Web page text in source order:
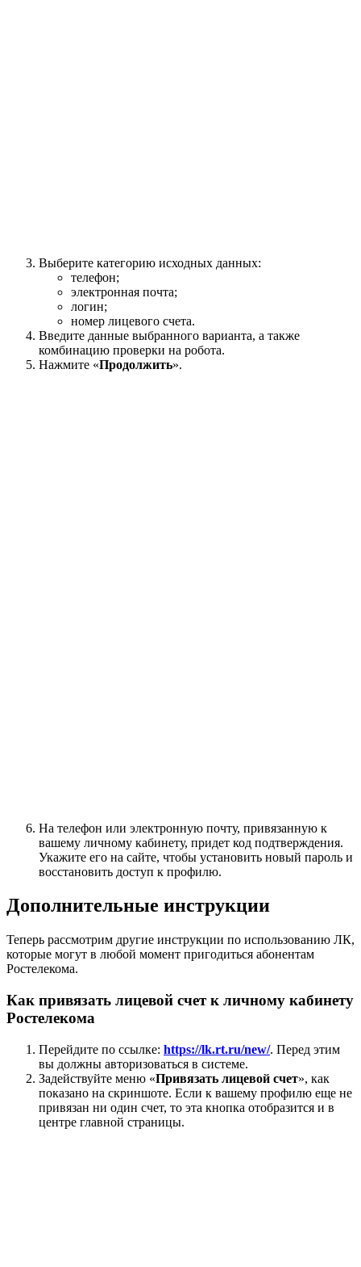
Выберите категорию исходных данных:
телефон;
электронная почта;
логин;
номер лицевого счета.
Введите данные выбранного варианта, а также
комбинацию проверки на робота.
Нажмите «Продолжить».
На телефон или электронную почту, привязанную к
вашему личному кабинету, придет код подтверждения.
Укажите его на сайте, чтобы установить новый пароль и
восстановить доступ к профилю.
Дополнительные инструкции
Теперь рассмотрим другие инструкции по использованию ЛК,
которые могут в любой момент пригодиться абонентам
Ростелекома.
Как привязать лицевой счет к личному кабинету
Ростелекома
Перейдите по ссылке: https://lk.rt.ru/new/. Перед этим
вы должны авторизоваться в системе.
Задействуйте меню «Привязать лицевой счет», как
показано на скриншоте. Если к вашему профилю еще не
привязан ни один счет, то эта кнопка отобразится и в
центре главной страницы.